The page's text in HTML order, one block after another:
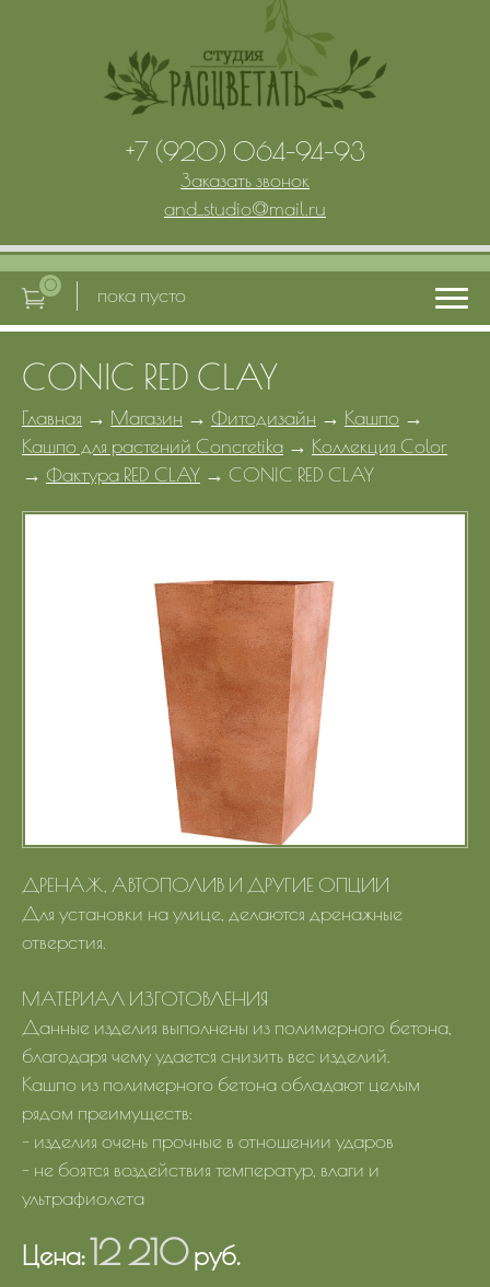
CONIC RED CLAY
Главная → Магазин → Фитодизайн → Кашпо →
Кашпо для растений Concretika → Коллекция Color
→ Фактура RED CLAY → CONIC RED CLAY
ДРЕНАЖ, АВТОПОЛИВ И ДРУГИЕ ОПЦИИ
Для установки на улице, делаются дренажные
отверстия.
МАТЕРИАЛ ИЗГОТОВЛЕНИЯ
Данные изделия выполнены из полимерного бетона,
благодаря чему удается снизить вес изделий.
Кашпо из полимерного бетона обладают целым
рядом преимуществ:
- изделия очень прочные в отношении ударов
- не боятся воздействия температур, влаги и
ультрафиолета
Цена:12 210руб.
+7 (920) 064-94-93
Заказать звонок
and_studio@mail.ru
0 пока пусто
Главная
Услуги
Портфолио
Цены
Контакты